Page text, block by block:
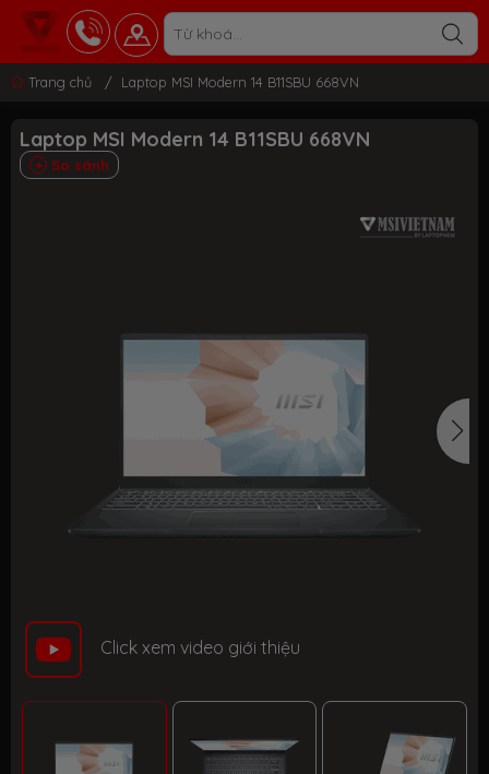
Trang chủ / Laptop MSI Modern 14 B11SBU 668VN
Laptop MSI Modern 14 B11SBU 668VN
So sánh
Click xem video giới thiệu